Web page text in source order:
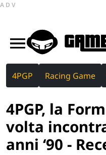
ADV
4PGP Racing Game
4PGP, la
volta
anni ‘90 -